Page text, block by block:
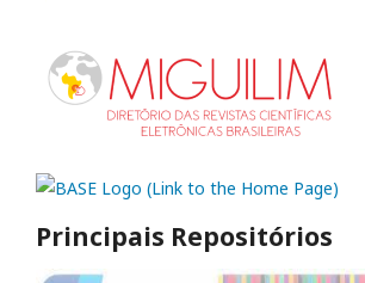
Principais Repositórios